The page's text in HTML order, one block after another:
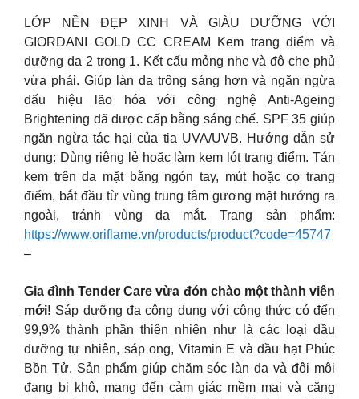
LỚP NỀN ĐẸP XINH VÀ GIÀU DƯỠNG VỚI
GIORDANI GOLD CC CREAM Kem trang điểm và
dưỡng da 2 trong 1. Kết cấu mỏng nhẹ và độ che phủ
vừa phải. Giúp làn da trông sáng hơn và ngăn ngừa
dấu hiệu lão hóa với công nghệ Anti-Ageing
Brightening đã được cấp bằng sáng chế. SPF 35 giúp
ngăn ngừa tác hại của tia UVA/UVB. Hướng dẫn sử
dụng: Dùng riêng lẻ hoặc làm kem lót trang điểm. Tán
kem trên da mặt bằng ngón tay, mút hoặc cọ trang
điểm, bắt đầu từ vùng trung tâm gương mặt hướng ra
ngoài, tránh vùng da mắt. Trang sản phẩm:
https://www.oriflame.vn/products/product?code=45747
–
Gia đình Tender Care vừa đón chào một thành viên
mới! Sáp dưỡng đa công dụng với công thức có đến
99,9% thành phần thiên nhiên như là các loại dầu
dưỡng tự nhiên, sáp ong, Vitamin E và dầu hạt Phúc
Bồn Tử. Sản phẩm giúp chăm sóc làn da và đôi môi
đang bị khô, mang đến cảm giác mềm mại và căng